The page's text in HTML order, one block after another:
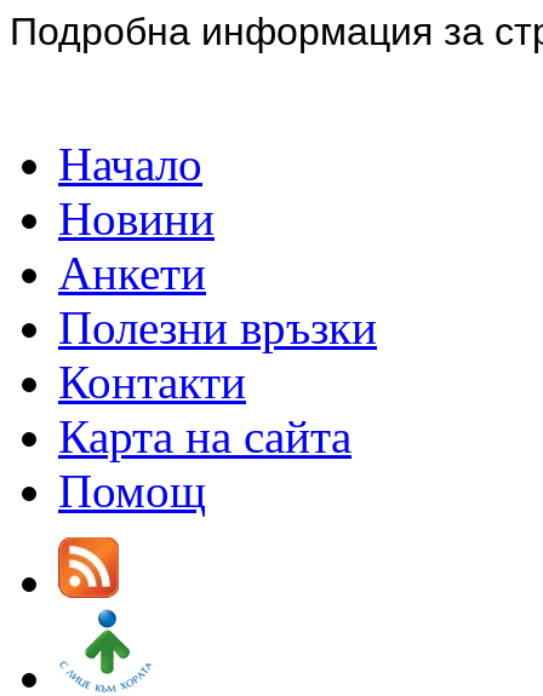
Подробна информация за
Начало
Новини
Анкети
Полезни връзки
Контакти
Карта на сайта
Помощ